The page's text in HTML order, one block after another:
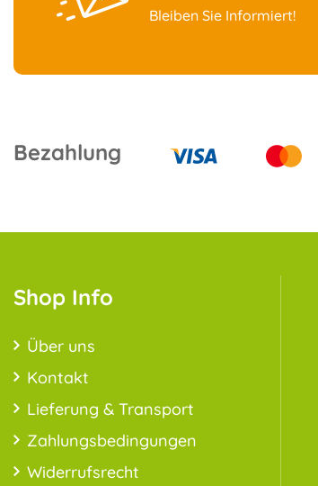
Bleiben Sie Informiert!
Bezahlung
Shop Info
Über uns
Kontakt
Lieferung & Transport
Zahlungsbedingungen
Widerrufsrecht